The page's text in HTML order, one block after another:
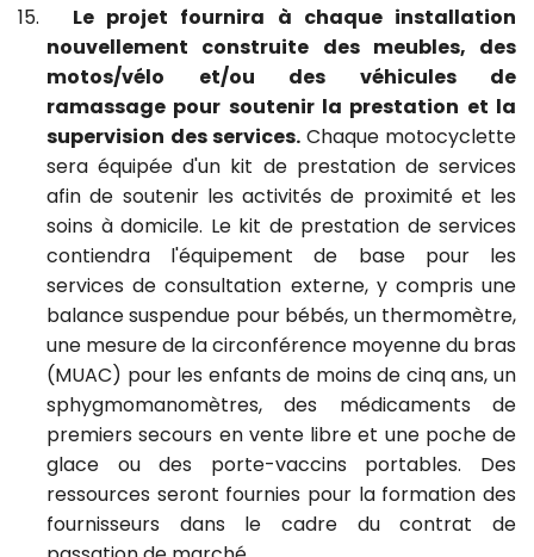
15.
Le projet fournira à chaque installation
nouvellement construite des meubles, des
motos/vélo et/ou des véhicules de
ramassage pour soutenir la prestation et la
supervision des services. Chaque motocyclette
sera équipée d'un kit de prestation de services
afin de soutenir les activités de proximité et les
soins à domicile. Le kit de prestation de services
contiendra l'équipement de base pour les
services de consultation externe, y compris une
balance suspendue pour bébés, un thermomètre,
une mesure de la circonférence moyenne du bras
(MUAC) pour les enfants de moins de cinq ans, un
sphygmomanomètres, des médicaments de
premiers secours en vente libre et une poche de
glace ou des porte-vaccins portables. Des
ressources seront fournies pour la formation des
fournisseurs dans le cadre du contrat de